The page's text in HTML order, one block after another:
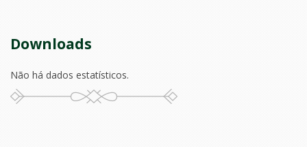
Downloads
Não há dados estatísticos.